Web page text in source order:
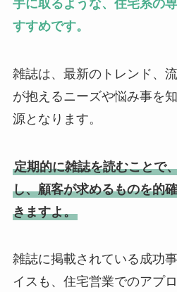
手に取るような、住宅系の
すすめです。
雑誌は、最新のトレンド、
が抱えるニーズや悩み事を
源となります。
定期的に雑誌を読むことで
し、顧客が求めるものを的
きますよ。
雑誌に掲載されている成功
イスも、住宅営業でのアプ